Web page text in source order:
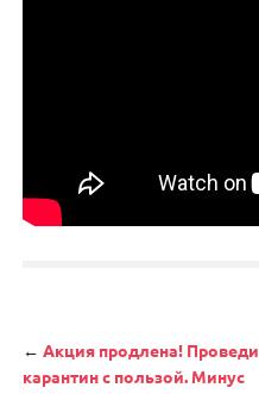
Навигация
← Акция продлена! Проведи
карантин с пользой. Минус